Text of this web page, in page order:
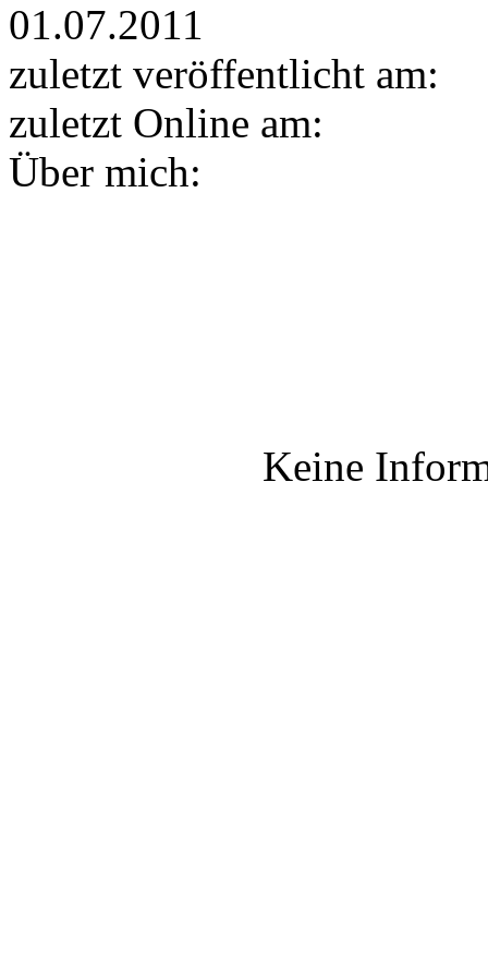
01.07.2011
zuletzt veröffentlicht am:
zuletzt Online am:
Über mich:
Keine